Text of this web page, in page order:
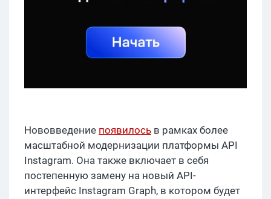
Нововведение появилось в рамках более
масштабной модернизации платформы API
Instagram. Она также включает в себя
постепенную замену на новый API-
интерфейс Instagram Graph, в котором будет